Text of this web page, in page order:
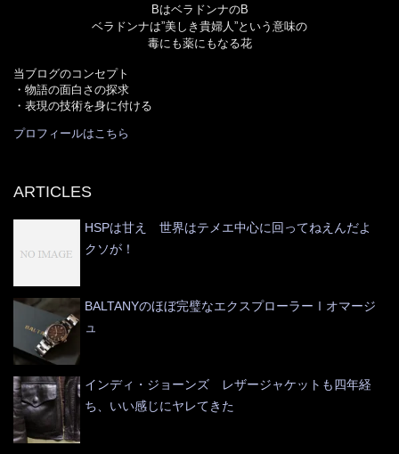
BはベラドンナのB
ベラドンナは”美しき貴婦人”という意味の
毒にも薬にもなる花
当ブログのコンセプト
・物語の面白さの探求
・表現の技術を身に付ける
プロフィールはこちら
ARTICLES
HSPは甘え 世界はテメエ中心に回ってねえんだよ
クソが！
BALTANYのほぼ完璧なエクスプローラーⅠオマージ
ュ
インディ・ジョーンズ レザージャケットも四年経
ち、いい感じにヤレてきた